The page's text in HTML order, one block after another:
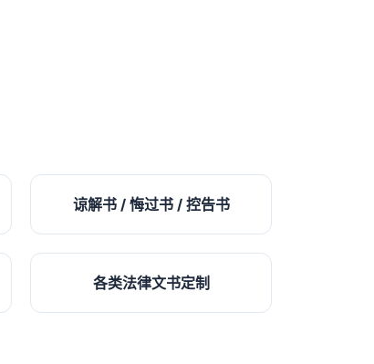
谅解书 / 悔过书 / 控告书
各类法律文书定制